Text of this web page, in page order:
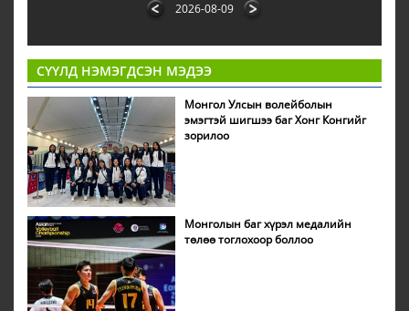
2026-08-09
СҮҮЛД НЭМЭГДСЭН МЭДЭЭ
Монгол Улсын волейболын
эмэгтэй шигшээ баг Хонг Конгийг
зорилоо
Монголын баг хүрэл медалийн
төлөө тоглохоор боллоо